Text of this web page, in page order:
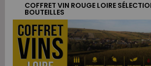
COFFRET VIN ROUGE LOIRE
BOUTEILLES